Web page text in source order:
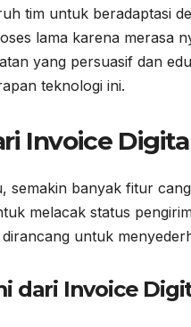
tim untuk beradaptasi
lama karena merasa
yang persuasif dan
teknologi ini.
Invoice
semakin banyak fitur
melacak status
untuk
dari Invoice